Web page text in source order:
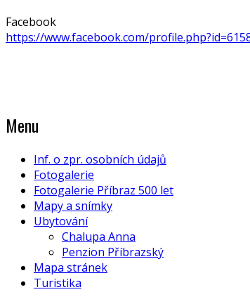
Facebook
https://www.facebook.com/
Menu
Inf. o zpr. osobních údajů
Fotogalerie
Fotogalerie Příbraz 500 let
Mapy a snímky
Ubytování
Chalupa Anna
Penzion Příbrazský
Mapa stránek
Turistika